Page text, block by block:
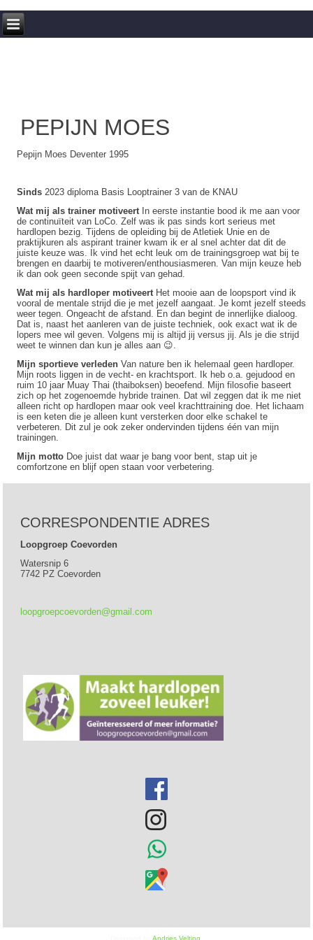
PEPIJN MOES
Pepijn Moes Deventer 1995
Sinds 2023 diploma Basis Looptrainer 3 van de KNAU
Wat mij als trainer motiveertIn eerste instantie bood ik me aan voor
de continuïteit van LoCo. Zelf was ik pas sinds kort serieus met
hardlopen bezig. Tijdens de opleiding bij de Atletiek Unie en de
praktijkuren als aspirant trainer kwam ik er al snel achter dat dit de
juiste keuze was. Ik vind het echt leuk om de trainingsgroep wat bij te
brengen en daarbij te motiveren/enthousiasmeren. Van mijn keuze heb
ik dan ook geen seconde spijt van gehad.
Wat mij als hardloper motiveertHet mooie aan de loopsport vind ik
vooral de mentale strijd die je met jezelf aangaat. Je komt jezelf steeds
weer tegen. Ongeacht de afstand. En dan begint de innerlijke dialoog.
Dat is, naast het aanleren van de juiste techniek, ook exact wat ik de
lopers mee wil geven. Volgens mij is altijd jij versus jij. Als je die strijd
weet te winnen dan kun je alles aan 😉.
Mijn sportieve verleden Van nature ben ik helemaal geen hardloper.
Mijn roots liggen in de vecht- en krachtsport. Ik heb o.a. gejudood en
ruim 10 jaar Muay Thai (thaiboksen) beoefend. Mijn filosofie baseert
zich op het zogenoemde hybride trainen. Dat wil zeggen dat ik me niet
alleen richt op hardlopen maar ook veel krachttraining doe. Het lichaam
is een keten die je alleen kunt versterken door elke schakel te
verbeteren. Dit zul je ook zeker ondervinden tijdens één van mijn
trainingen.
Mijn motto Doe juist dat waar je bang voor bent, stap uit je
comfortzone en blijf open staan voor verbetering.
CORRESPONDENTIE ADRES
Loopgroep Coevorden
Watersnip 6
7742 PZ Coevorden
loopgroepcoevorden@gmail.com
Andries Velting